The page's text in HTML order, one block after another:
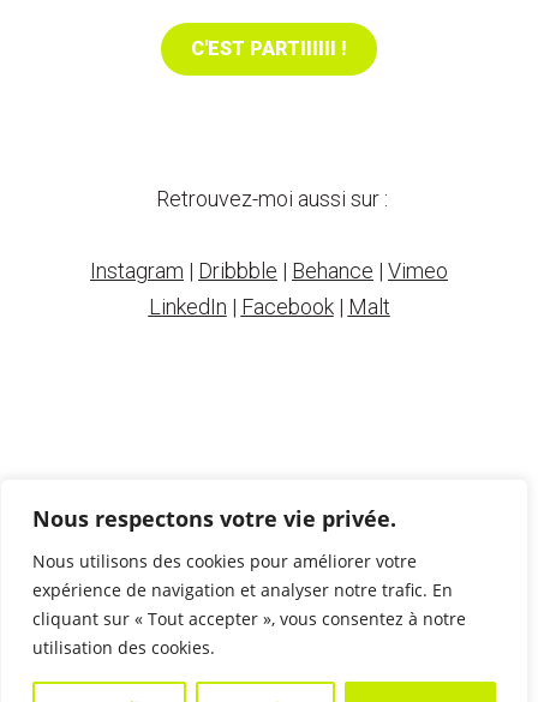
Nous respectons votre vie privée.
Nous utilisons des cookies pour améliorer votre
expérience de navigation et analyser notre trafic. En
cliquant sur « Tout accepter », vous consentez à notre
utilisation des cookies.
C'EST PARTIIIIII !
Retrouvez-moi aussi sur :
Instagram | Dribbble | Behance | Vimeo
LinkedIn | Facebook| Malt
© Victor
Voltz -
2018